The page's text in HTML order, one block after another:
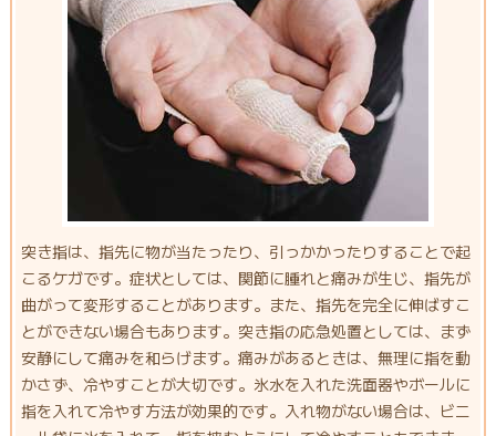
突き指は、指先に物が当たったり、引っかかったりすることで起
こるケガです。症状としては、関節に腫れと痛みが生じ、指先が
曲がって変形することがあります。また、指先を完全に伸ばすこ
とができない場合もあります。突き指の応急処置としては、まず
安静にして痛みを和らげます。痛みがあるときは、無理に指を動
かさず、冷やすことが大切です。氷水を入れた洗面器やボールに
指を入れて冷やす方法が効果的です。入れ物がない場合は、ビニ